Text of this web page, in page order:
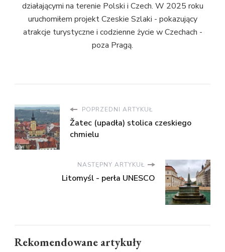
działającymi na terenie Polski i Czech. W 2025 roku
uruchomiłem projekt Czeskie Szlaki - pokazujący
atrakcje turystyczne i codzienne życie w Czechach -
poza Pragą.
POPRZEDNI ARTYKUŁ
Žatec (upadła) stolica czeskiego
chmielu
NASTĘPNY ARTYKUŁ
Litomyśl - perła UNESCO
Rekomendowane artykuły